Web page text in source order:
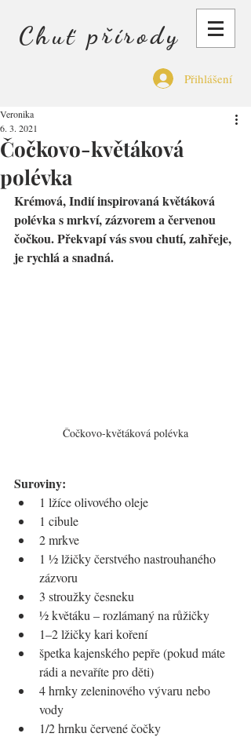
Chuť přírody
Přihlášení
Čočkovo-květáková
polévka
Veronika
6. 3. 2021
Krémová, Indií inspirovaná květáková
polévka s mrkví, zázvorem a červenou
čočkou. Překvapí vás svou chutí, zahřeje,
je rychlá a snadná.
Čočkovo-květáková polévka
Suroviny:
1 lžíce olivového oleje
1 cibule
2 mrkve
1 ½ lžičky čerstvého nastrouhaného
zázvoru
3 stroužky česneku
½ květáku – rozlámaný na růžičky
1–2 lžičky kari koření
špetka kajenského pepře (pokud máte
rádi a nevaříte pro děti)
4 hrnky zeleninového vývaru nebo
vody
1/2 hrnku červené čočky